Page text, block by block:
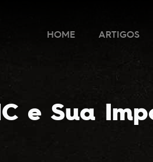
HOME ARTIGOS
e Sua